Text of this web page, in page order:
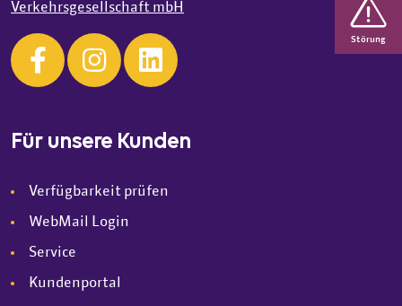
Verkehrsgesellschaft mbH
Für unsere Kunden
Verfügbarkeit prüfen
WebMail Login
Service
Kundenportal
Störung